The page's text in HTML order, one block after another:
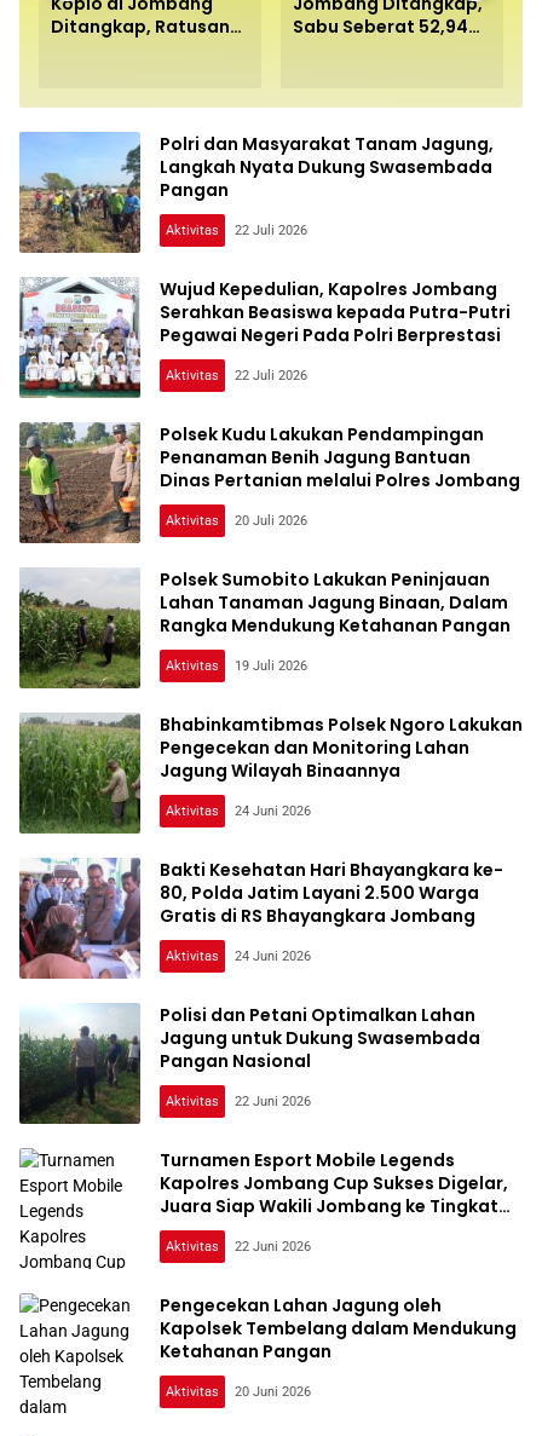
Ditangkap, Ratusan
Sabu Seberat 52,94
Polri dan Masyarakat Tanam Jagung,
Langkah Nyata Dukung Swasembada
Pangan
Aktivitas 22 Juli 2026
Wujud Kepedulian, Kapolres Jombang
Serahkan Beasiswa kepada Putra-Putri
Pegawai Negeri Pada Polri Berprestasi
Aktivitas 22 Juli 2026
Polsek Kudu Lakukan Pendampingan
Penanaman Benih Jagung Bantuan
Dinas Pertanian melalui Polres Jombang
Aktivitas 20 Juli 2026
Polsek Sumobito Lakukan Peninjauan
Lahan Tanaman Jagung Binaan, Dalam
Rangka Mendukung Ketahanan Pangan
Aktivitas 19 Juli 2026
Bhabinkamtibmas Polsek Ngoro Lakukan
Pengecekan dan Monitoring Lahan
Jagung Wilayah Binaannya
Aktivitas 24 Juni 2026
Bakti Kesehatan Hari Bhayangkara ke-
80, Polda Jatim Layani 2.500 Warga
Gratis di RS Bhayangkara Jombang
Aktivitas 24 Juni 2026
Polisi dan Petani Optimalkan Lahan
Jagung untuk Dukung Swasembada
Pangan Nasional
Aktivitas 22 Juni 2026
Turnamen Esport Mobile Legends
Kapolres Jombang Cup Sukses Digelar,
Juara Siap Wakili Jombang ke Tingkat
Polda Jatim
Aktivitas 22 Juni 2026
Pengecekan Lahan Jagung oleh
Kapolsek Tembelang dalam Mendukung
Ketahanan Pangan
Aktivitas 20 Juni 2026